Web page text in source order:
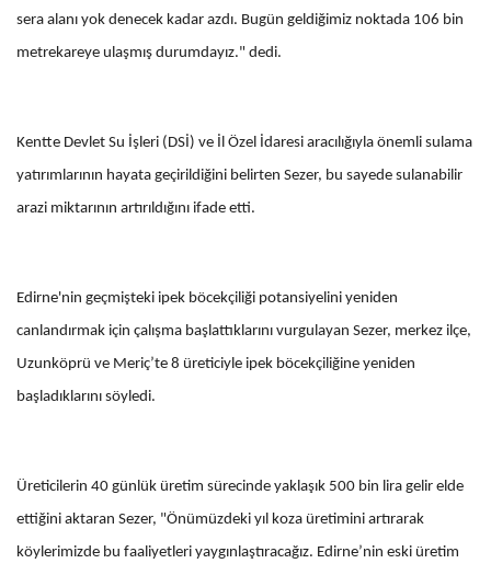
sera alanı yok denecek kadar azdı. Bugün geldiğimiz noktada 106 bin
metrekareye ulaşmış durumdayız." dedi.
Kentte Devlet Su İşleri (DSİ) ve İl Özel İdaresi aracılığıyla önemli sulama
yatırımlarının hayata geçirildiğini belirten Sezer, bu sayede sulanabilir
arazi miktarının artırıldığını ifade etti.
Edirne'nin geçmişteki ipek böcekçiliği potansiyelini yeniden
canlandırmak için çalışma başlattıklarını vurgulayan Sezer, merkez ilçe,
Uzunköprü ve Meriç’te 8 üreticiyle ipek böcekçiliğine yeniden
başladıklarını söyledi.
Üreticilerin 40 günlük üretim sürecinde yaklaşık 500 bin lira gelir elde
ettiğini aktaran Sezer, "Önümüzdeki yıl koza üretimini artırarak
köylerimizde bu faaliyetleri yaygınlaştıracağız. Edirne’nin eski üretim